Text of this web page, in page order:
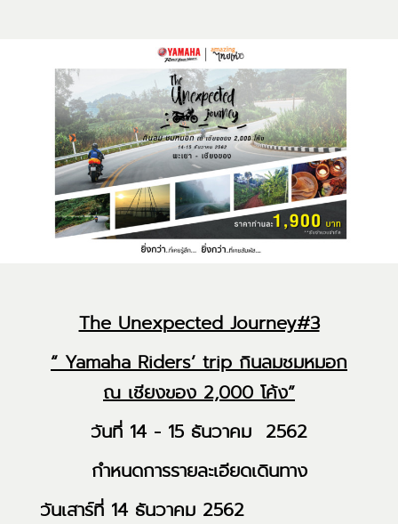
The Unexpected Journey#3
“ Yamaha Riders’ trip กินลมชมหมอก
ณ เชียงของ 2,000 โค้ง”
วันที่ 14 - 15 ธันวาคม 2562
กำหนดการรายละเอียดเดินทาง
วันเสาร์ที่14 ธันวาคม 2562